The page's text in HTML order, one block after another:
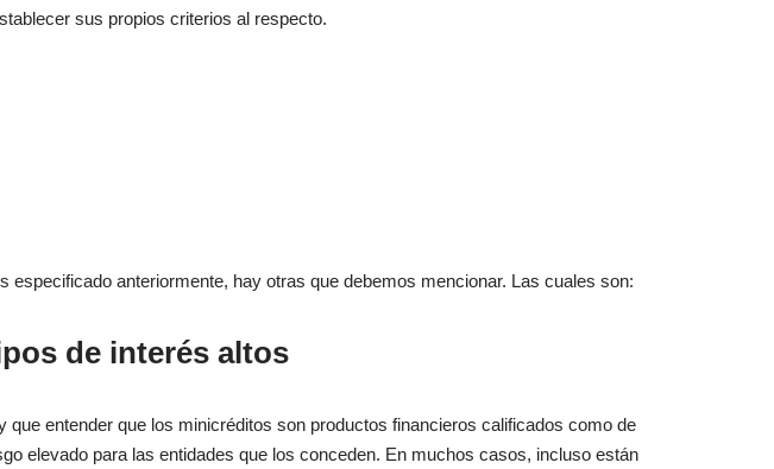
sus propios criterios al respecto.
anteriormente, hay otras que debemos mencionar. Las cuales son:
de interés altos
que entender que los minicréditos son productos financieros calificados como de
elevado para las entidades que los conceden. En muchos casos, incluso están